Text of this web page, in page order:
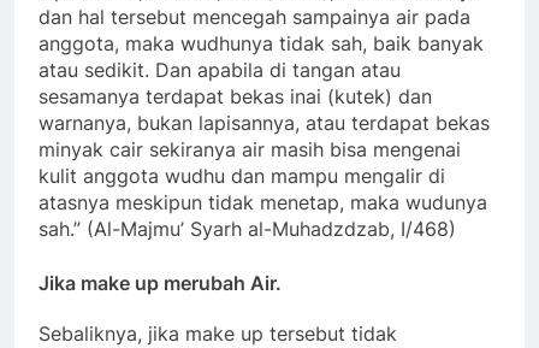
dan hal tersebut mencegah sampainya air pada
anggota, maka wudhunya tidak sah, baik banyak
atau sedikit. Dan apabila di tangan atau
sesamanya terdapat bekas inai (kutek) dan
warnanya, bukan lapisannya, atau terdapat bekas
minyak cair sekiranya air masih bisa mengenai
kulit anggota wudhu dan mampu mengalir di
atasnya meskipun tidak menetap, maka wudunya
sah.” (Al-Majmu’ Syarh al-Muhadzdzab, I/468)
Jika make up merubah Air.
Sebaliknya, jika make up tersebut tidak